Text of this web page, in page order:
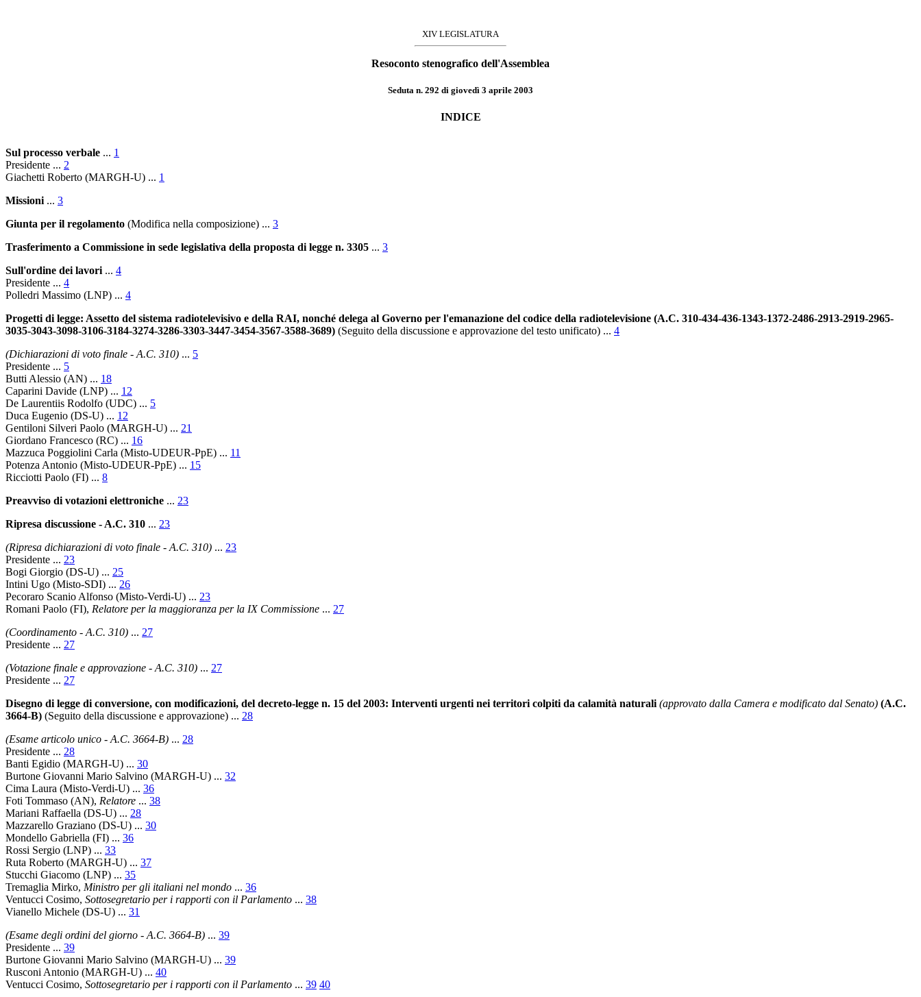
XIV LEGISLATURA
Resoconto stenografico dell'Assemblea
Seduta n. 292 di giovedì 3 aprile 2003
INDICE
Sul processo verbale ... 1
Presidente ... 2
Giachetti Roberto (MARGH-U) ... 1
Missioni ... 3
Giunta per il regolamento (Modifica nella composizione) ... 3
Trasferimento a Commissione in sede legislativa della proposta di legge n. 3305 ... 3
Sull'ordine dei lavori ... 4
Presidente ... 4
Polledri Massimo (LNP) ... 4
Progetti di legge: Assetto del sistema radiotelevisivo e della RAI, nonché delega al Governo per l'emanazione del codice della radiotelevisione (A.C. 310-434-436-1343-1372-2486-2913-2919-2965-
3035-3043-3098-3106-3184-3274-3286-3303-3447-3454-3567-3588-3689) (Seguito della discussione e approvazione del testo unificato) ... 4
(Dichiarazioni di voto finale - A.C. 310) ... 5
Presidente ... 5
Butti Alessio (AN) ... 18
Caparini Davide (LNP) ... 12
De Laurentiis Rodolfo (UDC) ... 5
Duca Eugenio (DS-U) ... 12
Gentiloni Silveri Paolo (MARGH-U) ... 21
Giordano Francesco (RC) ... 16
Mazzuca Poggiolini Carla (Misto-UDEUR-PpE) ... 11
Potenza Antonio (Misto-UDEUR-PpE) ... 15
Ricciotti Paolo (FI) ... 8
Preavviso di votazioni elettroniche ... 23
Ripresa discussione - A.C. 310 ... 23
(Ripresa dichiarazioni di voto finale - A.C. 310) ... 23
Presidente ... 23
Bogi Giorgio (DS-U) ... 25
Intini Ugo (Misto-SDI) ... 26
Pecoraro Scanio Alfonso (Misto-Verdi-U) ... 23
Romani Paolo (FI), Relatore per la maggioranza per la IX Commissione ... 27
(Coordinamento - A.C. 310) ... 27
Presidente ... 27
(Votazione finale e approvazione - A.C. 310) ... 27
Presidente ... 27
Disegno di legge di conversione, con modificazioni, del decreto-legge n. 15 del 2003: Interventi urgenti nei territori colpiti da calamità naturali (approvato dalla Camera e modificato dal Senato) (A.C.
3664-B) (Seguito della discussione e approvazione) ... 28
(Esame articolo unico - A.C. 3664-B) ... 28
Presidente ... 28
Banti Egidio (MARGH-U) ... 30
Burtone Giovanni Mario Salvino (MARGH-U) ... 32
Cima Laura (Misto-Verdi-U) ... 36
Foti Tommaso (AN), Relatore ... 38
Mariani Raffaella (DS-U) ... 28
Mazzarello Graziano (DS-U) ... 30
Mondello Gabriella (FI) ... 36
Rossi Sergio (LNP) ... 33
Ruta Roberto (MARGH-U) ... 37
Stucchi Giacomo (LNP) ... 35
Tremaglia Mirko, Ministro per gli italiani nel mondo ... 36
Ventucci Cosimo, Sottosegretario per i rapporti con il Parlamento ... 38
Vianello Michele (DS-U) ... 31
(Esame degli ordini del giorno - A.C. 3664-B) ... 39
Presidente ... 39
Burtone Giovanni Mario Salvino (MARGH-U) ... 39
Rusconi Antonio (MARGH-U) ... 40
Ventucci Cosimo, Sottosegretario per i rapporti con il Parlamento ... 39 40